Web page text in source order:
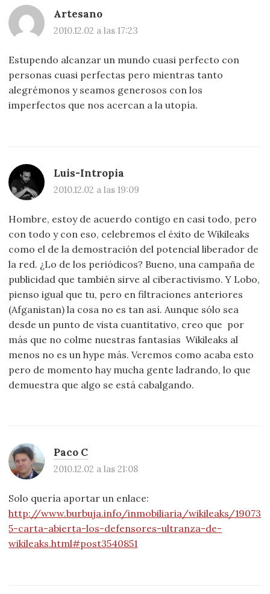
Artesano
2010.12.02 a las 17:23
Estupendo alcanzar un mundo cuasi perfecto con
personas cuasi perfectas pero mientras tanto
alegrémonos y seamos generosos con los
imperfectos que nos acercan a la utopía.
Luis-Intropia
2010.12.02 a las 19:09
Hombre, estoy de acuerdo contigo en casi todo, pero
con todo y con eso, celebremos el éxito de Wikileaks
como el de la demostración del potencial liberador de
la red. ¿Lo de los periódicos? Bueno, una campaña de
publicidad que también sirve al ciberactivismo. Y Lobo,
pienso igual que tu, pero en filtraciones anteriores
(Afganistan) la cosa no es tan así. Aunque sólo sea
desde un punto de vista cuantitativo, creo que  por
más que no colme nuestras fantasías  Wikileaks al
menos no es un hype más. Veremos como acaba esto
pero de momento hay mucha gente ladrando, lo que
demuestra que algo se está cabalgando.
Paco C
2010.12.02 a las 21:08
Solo quería aportar un enlace:
http://www.burbuja.info/inmobiliaria/wikileaks/19073
5-carta-abierta-los-defensores-ultranza-de-
wikileaks.html#post3540851